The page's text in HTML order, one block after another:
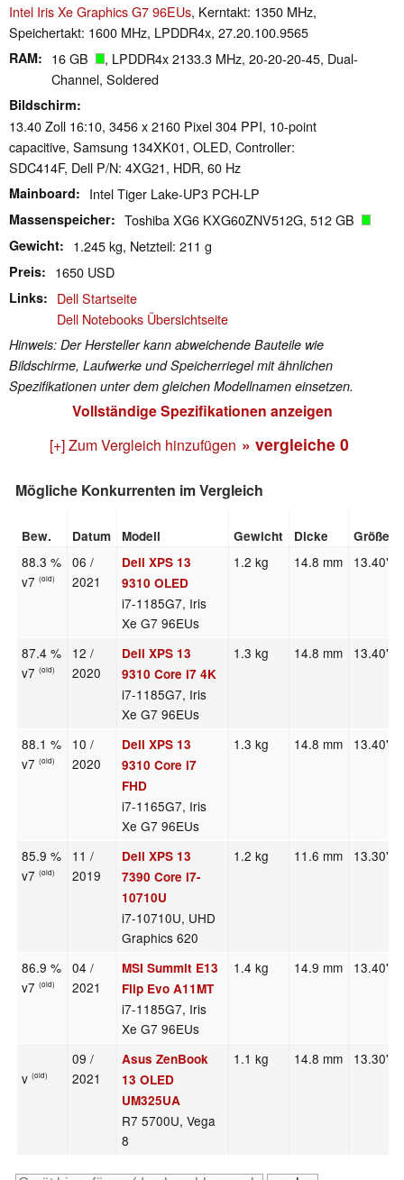
Intel Iris Xe Graphics G7 96EUs, Kerntakt: 1350 MHz,
Speichertakt: 1600 MHz, LPDDR4x, 27.20.100.9565
RAM 16 GB
, LPDDR4x 2133.3 MHz, 20-20-20-45, Dual-
Channel, Soldered
Bildschirm
13.40 Zoll 16:10, 3456 x 2160 Pixel 304 PPI, 10-point
capacitive, Samsung 134XK01, OLED, Controller:
SDC414F, Dell P/N: 4XG21, HDR, 60 Hz
Mainboard Intel Tiger Lake-UP3 PCH-LP
Massenspeicher Toshiba XG6 KXG60ZNV512G, 512 GB
Gewicht 1.245 kg, Netzteil: 211 g
Preis 1650 USD
Links
Dell Startseite
Dell Notebooks Übersichtseite
Hinweis: Der Hersteller kann abweichende Bauteile wie
Bildschirme, Laufwerke und Speicherriegel mit ähnlichen
Spezifikationen unter dem gleichen Modellnamen einsetzen.
Vollständige Spezifikationen anzeigen
[+] Zum Vergleich hinzufügen » vergleiche 0
Mögliche Konkurrenten im Vergleich
Bew. Datum Modell Gewicht Dicke Größe
88.3 %
v7(old)
06 /
2021
Dell XPS 13
9310 OLED
i7-1185G7, Iris
Xe G7 96EUs
1.2 kg 14.8 mm 13.40"
87.4 %
v7(old)
12 /
2020
Dell XPS 13
9310 Core i7 4K
i7-1185G7, Iris
Xe G7 96EUs
1.3 kg 14.8 mm 13.40"
88.1 %
v7(old)
10 /
2020
Dell XPS 13
9310 Core i7
FHD
i7-1165G7, Iris
Xe G7 96EUs
1.3 kg 14.8 mm 13.40"
85.9 %
v7(old)
11 /
2019
Dell XPS 13
7390 Core i7-
10710U
i7-10710U, UHD
Graphics 620
1.2 kg 11.6 mm 13.30"
86.9 %
v7(old)
04 /
2021
MSI Summit E13
Flip Evo A11MT
i7-1185G7, Iris
Xe G7 96EUs
1.4 kg 14.9 mm 13.40"
v(old)
09 /
2021
Asus ZenBook
13 OLED
UM325UA
R7 5700U, Vega
8
1.1 kg 14.8 mm 13.30"